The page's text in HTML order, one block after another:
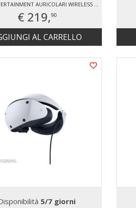
SONY ENTERTAINMENT AURICOLARI WIRELESS PULSE EXPLORE™
€ 219,90
AL CARRELLO
5/7 giorni